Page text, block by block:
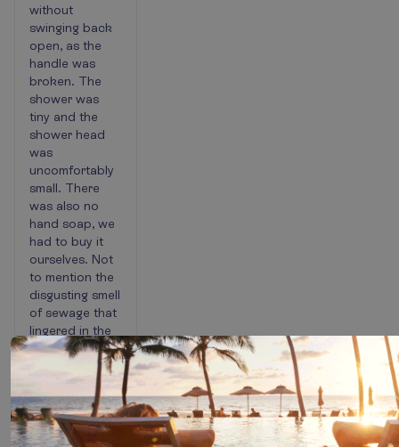
without
swinging back
open, as the
handle was
broken. The
shower was
tiny and the
shower head
was
uncomfortably
small. There
was also no
hand soap, we
had to buy it
ourselves. Not
to mention the
disgusting smell
of sewage that
lingered in the
room every time
you flushed or
washed your
hands. The
staff were
extremely rude